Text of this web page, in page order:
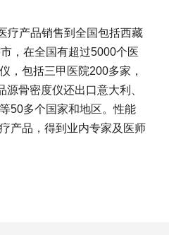
疗产品销售到全国包括西藏
，在全国有超过5000个医
，包括三甲医院200多家，
骨密度仪还出口意大利、
50多个国家和地区。性能
产品，得到业内专家及医师